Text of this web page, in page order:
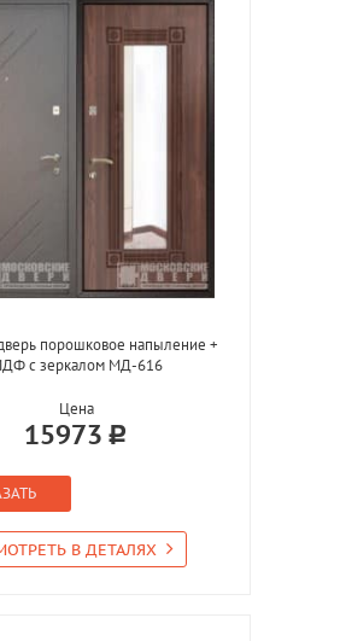
порошковое напыление +
с зеркалом МД-616
Цена
15973
В ДЕТАЛЯХ